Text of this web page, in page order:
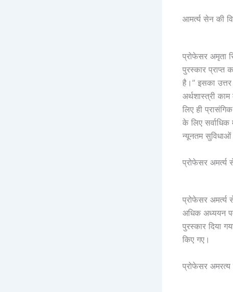
आमर्त्य सेन की
प्रोफेसर अमृता
पुरस्कार
है।” इसका
अर्थशास्त्री
लिए ही
के लिए
न्यूनतम
प्रोफेसर अमर्त्य
प्रोफेसर
अधिक अध्ययन
पुरस्कार दिया
किए गए।
प्रोफेसर अमरत्य